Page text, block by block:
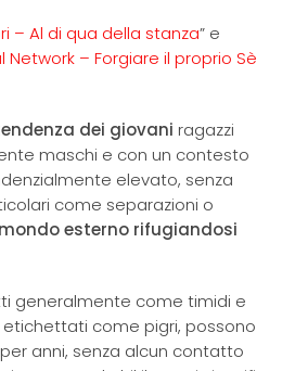
– Al di qua della stanza” e
– Forgiare il proprio Sè
dei giovani ragazzi
maschi e con un contesto
elevato, senza
come separazioni o
esterno rifugiandosi
generalmente come timidi e
come pigri, possono
anni, senza alcun contatto